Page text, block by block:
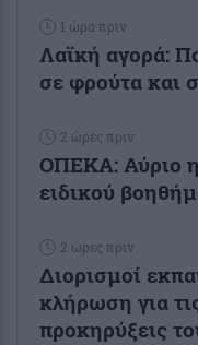
1 ώρα πριν
Λαϊκή αγορά:
σε φρούτα και
2 ώρες πριν
ΟΠΕΚΑ: Αύριο
ειδικού
2 ώρες πριν
Διορισμοί
κλήρωση για
προκηρύξεις